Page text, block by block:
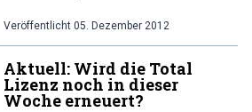
Veröffentlicht 05. Dezember 2012
Aktuell: Wird die Total
Lizenz noch in dieser
Woche erneuert?